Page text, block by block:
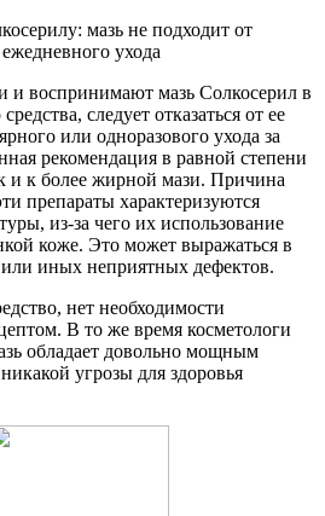
мазь не подходит от
ухода
и воспринимают мазь Солкосерил в
следует отказаться от ее
или одноразового ухода за
рекомендация в равной степени
и к более жирной мази. Причина
препараты характеризуются
из-за чего их использование
коже. Это может выражаться в
иных неприятных дефектов.
нет необходимости
В то же время косметологи
обладает довольно мощным
угрозы для здоровья